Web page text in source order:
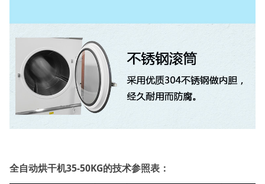
全自动烘干机35-50KG的技术参照表：